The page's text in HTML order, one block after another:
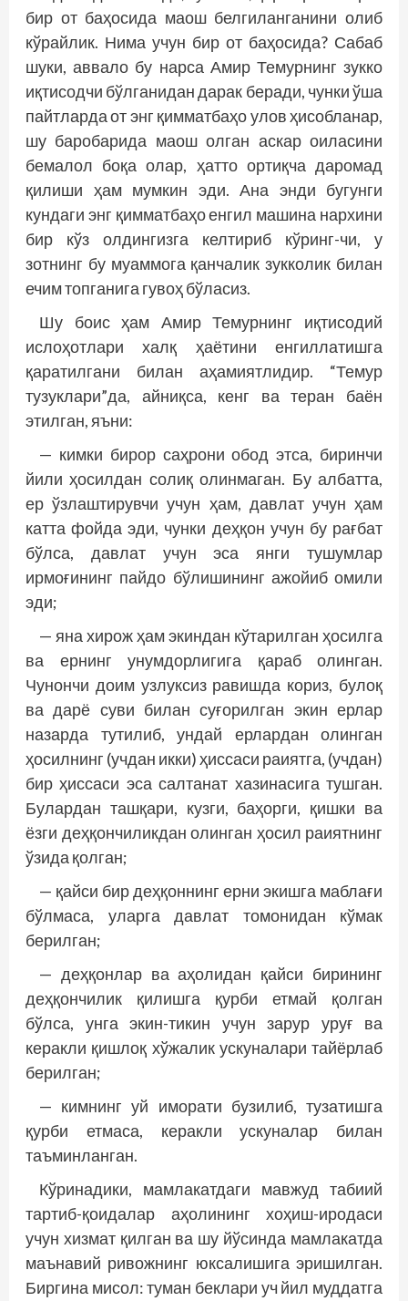
бир от баҳосида маош белгиланганини олиб
кўрайлик. Нима учун бир от баҳосида? Сабаб
шуки, аввало бу нарса Амир Темурнинг зукко
иқтисодчи бўлганидан дарак беради, чунки ўша
пайтларда от энг қимматбаҳо улов ҳисобланар,
шу баробарида маош олган аскар оиласини
бемалол боқа олар, ҳатто ортиқча даромад
қилиши ҳам мумкин эди. Ана энди бугунги
кундаги энг қимматбаҳо енгил машина нархини
бир кўз олдингизга келтириб кўринг-чи, у
зотнинг бу муаммога қанчалик зукколик билан
ечим топганига гувоҳ бўласиз.
Шу боис ҳам Амир Темурнинг иқтисодий
ислоҳотлари халқ ҳаётини енгиллатишга
қаратилгани билан аҳамиятлидир. “Темур
тузуклари”да, айниқса, кенг ва теран баён
этилган, яъни:
— кимки бирор саҳрони обод этса, биринчи
йили ҳосилдан солиқ олинмаган. Бу албатта,
ер ўзлаштирувчи учун ҳам, давлат учун ҳам
катта фойда эди, чунки деҳқон учун бу рағбат
бўлса, давлат учун эса янги тушумлар
ирмоғининг пайдо бўлишининг ажойиб омили
эди;
— яна хирож ҳам экиндан кўтарилган ҳосилга
ва ернинг унумдорлигига қараб олинган.
Чунончи доим узлуксиз равишда кориз, булоқ
ва дарё суви билан суғорилган экин ерлар
назарда тутилиб, ундай ерлардан олинган
ҳосилнинг (учдан икки) ҳиссаси раиятга, (учдан)
бир ҳиссаси эса салтанат хазинасига тушган.
Булардан ташқари, кузги, баҳорги, қишки ва
ёзги деҳқончиликдан олинган ҳосил раиятнинг
ўзида қолган;
— қайси бир деҳқоннинг ерни экишга маблағи
бўлмаса, уларга давлат томонидан кўмак
берилган;
— деҳқонлар ва аҳолидан қайси бирининг
деҳқончилик қилишга қурби етмай қолган
бўлса, унга экин-тикин учун зарур уруғ ва
керакли қишлоқ хўжалик ускуналари тайёрлаб
берилган;
— кимнинг уй иморати бузилиб, тузатишга
қурби етмаса, керакли ускуналар билан
таъминланган.
Кўринадики, мамлакатдаги мавжуд табиий
тартиб-қоидалар аҳолининг хоҳиш-иродаси
учун хизмат қилган ва шу йўсинда мамлакатда
маънавий ривожнинг юксалишига эришилган.
Биргина мисол: туман беклари уч йил муддатга